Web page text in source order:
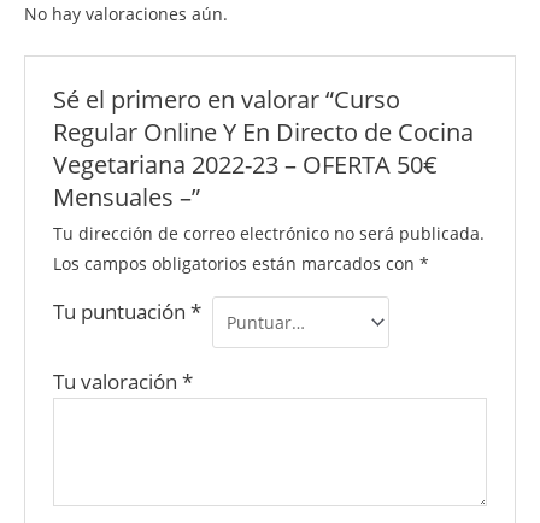
No hay valoraciones aún.
Sé el primero en valorar “Curso
Regular Online Y En Directo de Cocina
Vegetariana 2022-23 – OFERTA 50€
Mensuales –”
Tu dirección de correo electrónico no será publicada.
Los campos obligatorios están marcados con*
Tu puntuación*
Tu valoración*